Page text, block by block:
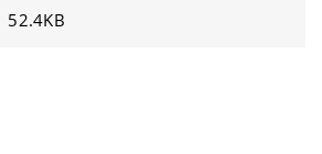
52.4KB